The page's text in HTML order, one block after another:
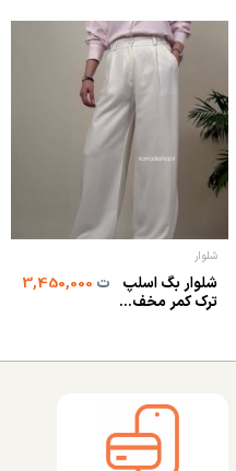
شلوار
شلوار بگ اسلپ
ترک کمر مخف...
ت3,450,000